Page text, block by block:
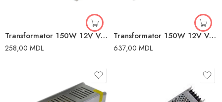
Transformator 150W 12V Vega-150 Horoz
258,00 MDL
Transformator 150W 12V Vesta-150 Horoz
637,00 MDL